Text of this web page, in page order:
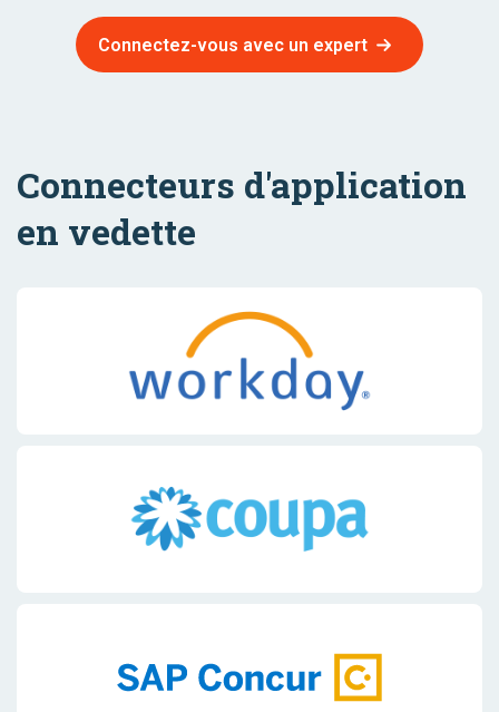
Connectez-vous avec un expert
Connecteurs d'application
en vedette